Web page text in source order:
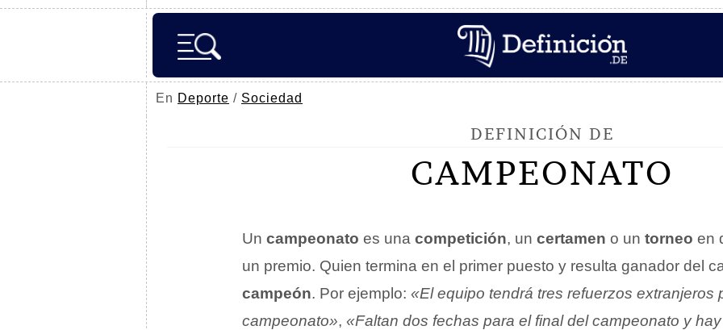
En Deporte / Sociedad
DEFINICIÓN DE
CAMPEONATO
Un campeonato es una competición, un certamen o un torneo en
un premio. Quien termina en el primer puesto y resulta ganador del
campeón. Por ejemplo: «El equipo tendrá tres refuerzos extranjeros
campeonato», «Faltan dos fechas para el final del campeonato y